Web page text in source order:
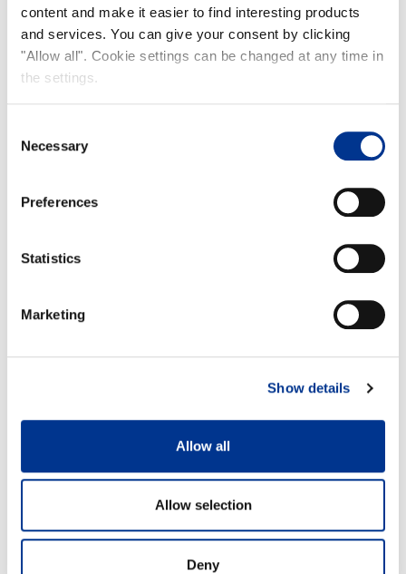
content and make it easier to find interesting products
and services. You can give your consent by clicking
"Allow all". Cookie settings can be changed at any time in
the settings.
Selection
Necessary
Preferences
Statistics
Marketing
Show details
Allow all
Allow selection
Deny